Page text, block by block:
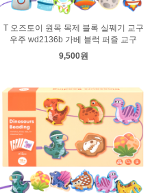
T 오즈토이 원목 목제 블록 실꿰기 교구
우주 wd2136b 가베 블럭 퍼즐 교구
9,500원